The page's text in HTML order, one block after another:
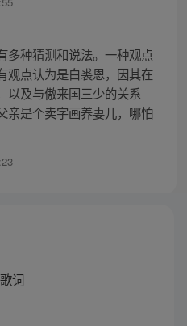
多种猜测和说法。一种观点
观点认为是白裘恩，因其在
以及与傲来国三少的关系
亲是个卖字画养妻儿，哪怕
词